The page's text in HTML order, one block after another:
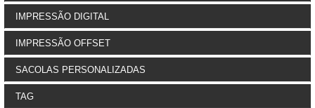
IMPRESSÃO DIGITAL
IMPRESSÃO OFFSET
SACOLAS PERSONALIZADAS
TAG